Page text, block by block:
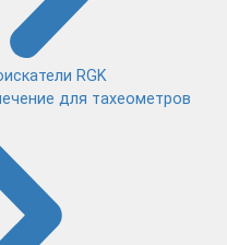
RGK
для тахеометров